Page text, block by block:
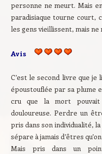
personne ne meurt. Mais
paradisiaque tourne court,
les gens vieillissent, mais
Avis
C’est le second livre que
époustouflée par sa plume
cru que la mort
douloureuse. Perdre un
pris dans son individualité,
sépare à jamais d’êtres
Mais pris dans un